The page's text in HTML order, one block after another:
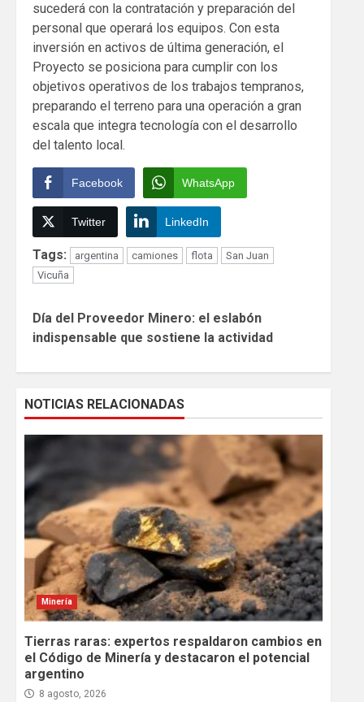
sucederá con la contratación y preparación del
personal que operará los equipos. Con esta
inversión en activos de última generación, el
Proyecto se posiciona para cumplir con los
objetivos operativos de los trabajos tempranos,
preparando el terreno para una operación a gran
escala que integra tecnología con el desarrollo
del talento local.
Facebook WhatsApp
Twitter LinkedIn
Tags: argentina camiones flota
San Juan
Vicuña
Reading
Día del Proveedor Minero: el eslabón
indispensable que sostiene la actividad
NOTICIAS RELACIONADAS
Minería
Tierras raras: expertos respaldaron cambios en
el Código de Minería y destacaron el potencial
argentino
8 agosto, 2026